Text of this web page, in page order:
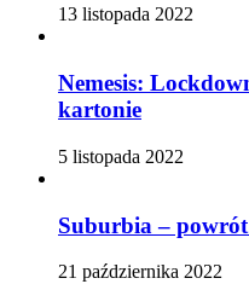
13 listopada 2022
Nemesis:
kartonie
5 listopada 2022
Suburbia –
21 października 2022